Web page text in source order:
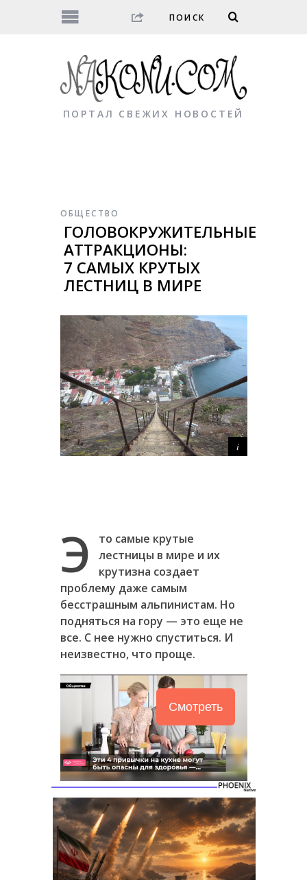
ПОРТАЛ СВЕЖИХ НОВОСТЕЙ
ОБЩЕСТВО
ГОЛОВОКРУЖИТЕЛЬНЫЕ
АТТРАКЦИОНЫ:
7 САМЫХ КРУТЫХ
ЛЕСТНИЦ В МИРЕ
Э
то самые крутые
лестницы в мире и их
крутизна создает
проблему даже самым
бесстрашным альпинистам. Но
подняться на гору — это еще не
все. С нее нужно спуститься. И
неизвестно, что проще.
Смотреть